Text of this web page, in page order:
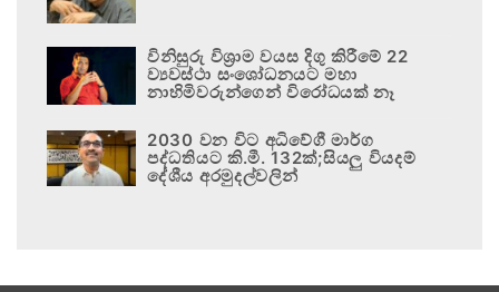
විනිසුරු විශ්‍රාම වයස දිගු කිරීමේ 22
ව්‍යවස්ථා සංශෝධනයට මහා
නාහිමිවරුන්ගෙන් විරෝධයක් නෑ
2030 වන විට අධිවේගී මාර්ග
පද්ධතියට කි.මී. 132ක්;සියලු වියදම්
දේශීය අරමුදල්වලින්